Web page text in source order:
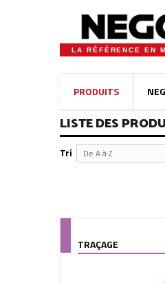
LA RÉFÉRENCE EN
PRODUITS
LISTE DES
Tri De A à Z
TRAÇAGE